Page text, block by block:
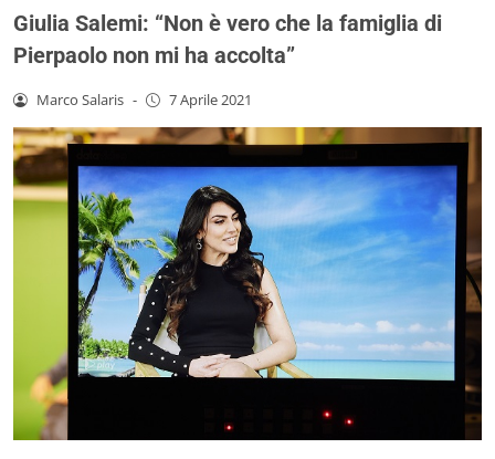
Giulia Salemi: “Non è vero che la famiglia di
Pierpaolo non mi ha accolta”
Marco Salaris - 7 Aprile 2021